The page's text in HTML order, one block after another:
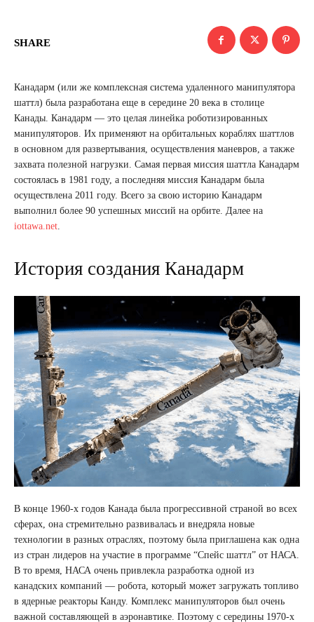
SHARE
Канадарм (или же комплексная система удаленного манипулятора
шаттл) была разработана еще в середине 20 века в столице
Канады. Канадарм — это целая линейка роботизированных
манипуляторов. Их применяют на орбитальных кораблях шаттлов
в основном для развертывания, осуществления маневров, а также
захвата полезной нагрузки. Самая первая миссия шаттла Канадарм
состоялась в 1981 году, а последняя миссия Канадарм была
осуществлена 2011 году. Всего за свою историю Канадарм
выполнил более 90 успешных миссий на орбите. Далее на
iottawa.net.
История создания Канадарм
В конце 1960-х годов Канада была прогрессивной страной во всех
сферах, она стремительно развивалась и внедряла новые
технологии в разных отраслях, поэтому была приглашена как одна
из стран лидеров на участие в программе “Спейс шаттл” от НАСА.
В то время, НАСА очень привлекла разработка одной из
канадских компаний — робота, который может загружать топливо
в ядерные реакторы Канду. Комплекс манипуляторов был очень
важной составляющей в аэронавтике. Поэтому с середины 1970-х